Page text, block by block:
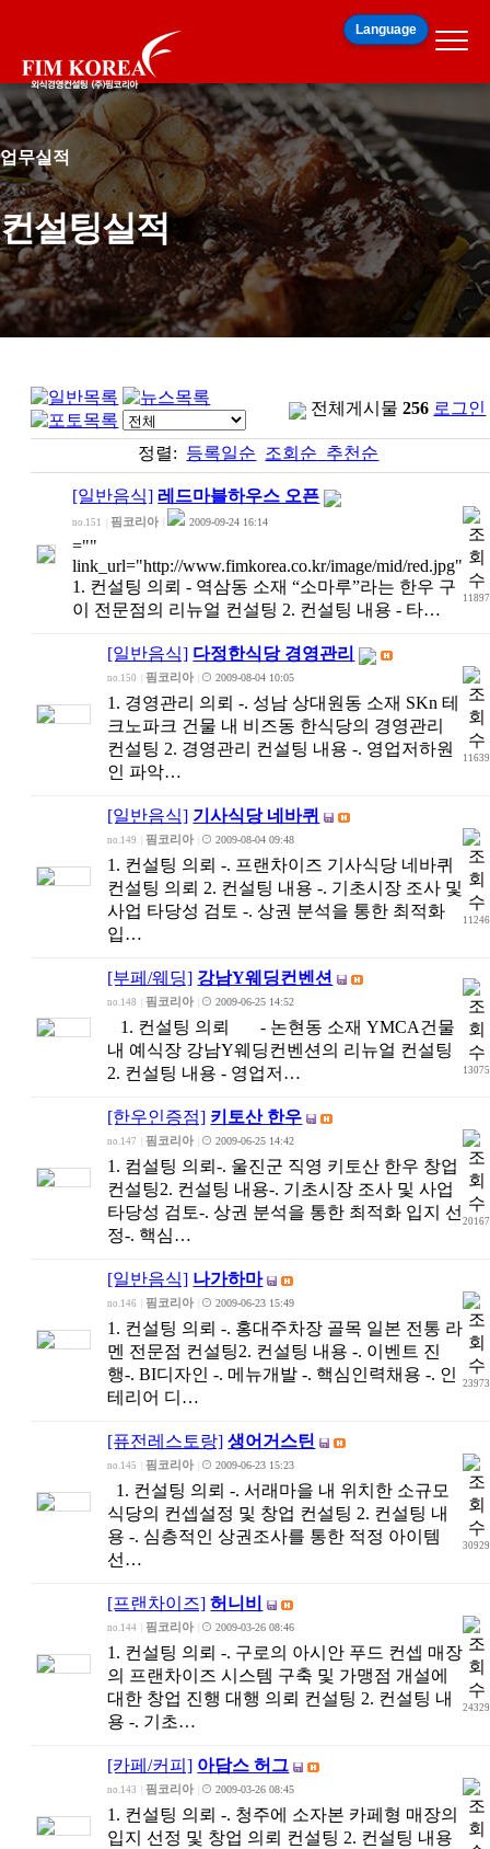
Language
업무실적
컨설팅실적
전체게시물256 로그인
정렬: 등록일순 조회순 추천순
[일반음식] 레드마블하우스 오픈
no.151 핌코리아 2009-09-24 16:14
=""
link_url="http://www.fimkorea.co.kr/image/mid/red.jpg"
1. 컨설팅 의뢰 - 역삼동 소재 “소마루”라는 한우 구
이 전문점의 리뉴얼 컨설팅 2. 컨설팅 내용 - 타…
11897
[일반음식] 다정한식당 경영관리
no.150 핌코리아 | 2009-08-04 10:05
1. 경영관리 의뢰 -. 성남 상대원동 소재 SKn 테
크노파크 건물 내 비즈동 한식당의 경영관리
컨설팅 2. 경영관리 컨설팅 내용 -. 영업저하원
인 파악…
11639
[일반음식] 기사식당 네바퀴
no.149 핌코리아 | 2009-08-04 09:48
1. 컨설팅 의뢰 -. 프랜차이즈 기사식당 네바퀴
컨설팅 의뢰 2. 컨설팅 내용 -. 기초시장 조사 및
사업 타당성 검토 -. 상권 분석을 통한 최적화
입…
11246
[부페/웨딩] 강남Y웨딩컨벤션
no.148 핌코리아 | 2009-06-25 14:52
1. 컨설팅 의뢰 - 논현동 소재 YMCA건물
내 예식장 강남Y웨딩컨벤션의 리뉴얼 컨설팅
2. 컨설팅 내용 - 영업저…
13075
[한우인증점] 키토산 한우
no.147 핌코리아 | 2009-06-25 14:42
1. 컴설팅 의뢰-. 울진군 직영 키토산 한우 창업
컨설팅2. 컨설팅 내용-. 기초시장 조사 및 사업
타당성 검토-. 상권 분석을 통한 최적화 입지 선
정-. 핵심…
20167
[일반음식] 나가하마
no.146 핌코리아 | 2009-06-23 15:49
1. 컨설팅 의뢰 -. 홍대주차장 골목 일본 전통 라
멘 전문점 컨설팅2. 컨설팅 내용 -. 이벤트 진
행-. BI디자인 -. 메뉴개발 -. 핵심인력채용 -. 인
테리어 디…
23973
[퓨전레스토랑] 생어거스틴
no.145 핌코리아 | 2009-06-23 15:23
1. 컨설팅 의뢰 -. 서래마을 내 위치한 소규모
식당의 컨셉설정 및 창업 컨설팅 2. 컨설팅 내
용 -. 심층적인 상권조사를 통한 적정 아이템
선…
30929
[프랜차이즈] 허니비
no.144 핌코리아 | 2009-03-26 08:46
1. 컨설팅 의뢰 -. 구로의 아시안 푸드 컨셉 매장
의 프랜차이즈 시스템 구축 및 가맹점 개설에
대한 창업 진행 대행 의뢰 컨설팅 2. 컨설팅 내
용 -. 기초…
24329
[카페/커피] 아담스 허그
no.143 핌코리아 | 2009-03-26 08:45
1. 컨설팅 의뢰 -. 청주에 소자본 카페형 매장의
입지 선정 및 창업 의뢰 컨설팅 2. 컨설팅 내용